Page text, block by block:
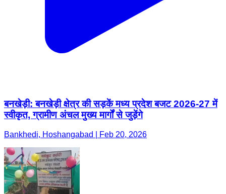
बनखेड़ी: बनखेड़ी क्षेत्र की सड़कें मध्य प्रदेश बजट 2026-27 में
स्वीकृत, ग्रामीण अंचल मुख्य मार्गों से जुड़ेंगे
Bankhedi, Hoshangabad | Feb 20, 2026